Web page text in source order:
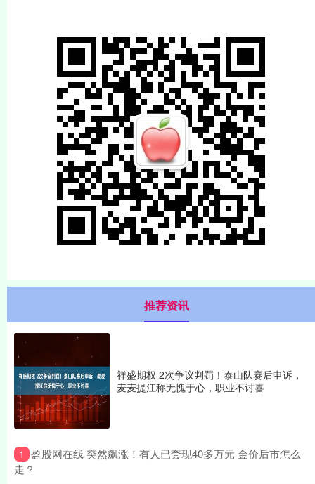
推荐资讯
祥盛期权 2次争议判罚！泰山队赛后申诉，
麦麦提江称无愧于心，职业不讨喜
1 ​盈股网在线 突然飙涨！有人已套现40多万元 金价后市怎么
走？